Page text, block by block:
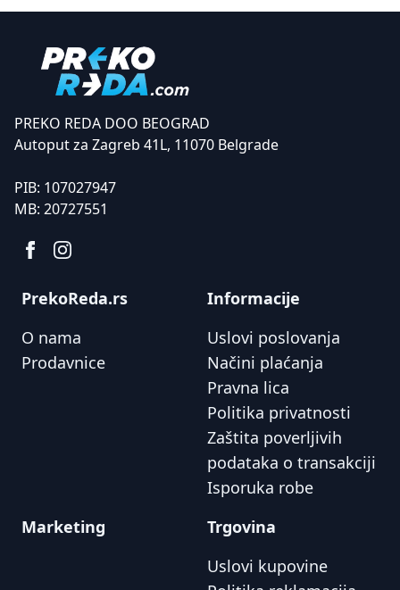
PREKO REDA DOO BEOGRAD
Autoput za Zagreb 41L, 11070 Belgrade
PIB: 107027947
MB: 20727551
PrekoReda.rs
O nama
Prodavnice
Informacije
Uslovi poslovanja
Načini plaćanja
Pravna lica
Politika privatnosti
Zaštita poverljivih
podataka o transakciji
Isporuka robe
Marketing
Trgovina
Uslovi kupovine